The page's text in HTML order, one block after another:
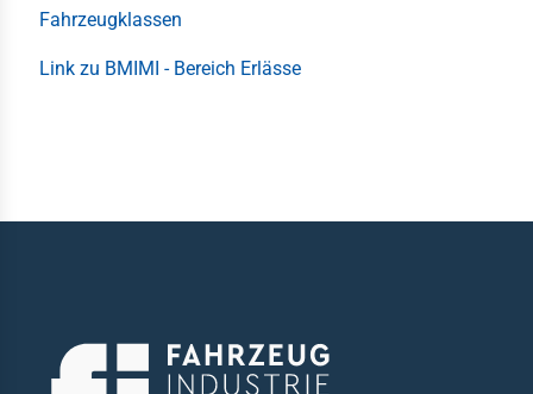
Liefer- und
Fahrzeugklassen
Link zu BMIMI - Bereich Erlässe